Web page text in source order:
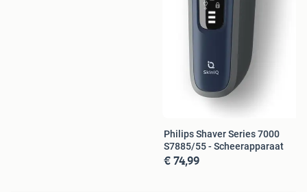
Philips Shaver Series 7000
S7885/55 - Scheerapparaat
€ 74,99